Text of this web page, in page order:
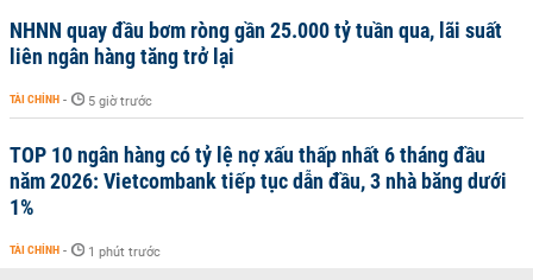
NHNN quay đầu bơm ròng gần 25.000 tỷ tuần qua, lãi suất
liên ngân hàng tăng trở lại
TÀI CHÍNH - 5 giờ trước
TOP 10 ngân hàng có tỷ lệ nợ xấu thấp nhất 6 tháng đầu
năm 2026: Vietcombank tiếp tục dẫn đầu, 3 nhà băng dưới
1%
TÀI CHÍNH - 1 phút trước